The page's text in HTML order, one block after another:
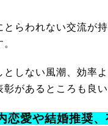
とらわれない交流が
としない風潮、効率
彰があるところも良い
恋愛や結婚推奨